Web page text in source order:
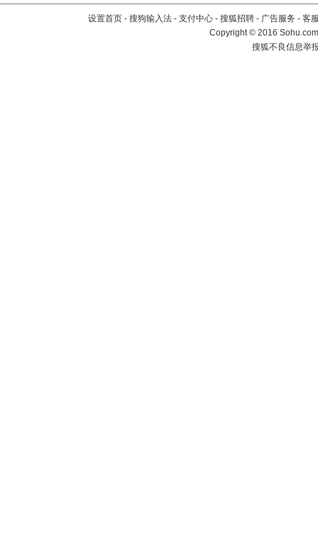
设置首页 - 搜狗输入法 - 支付中心 - 搜狐招聘 - 广告服务 - 客
Copyright©2016
搜狐不良信息举